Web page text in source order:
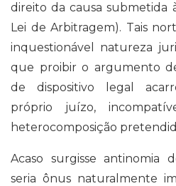
direito da causa submetida
Lei de Arbitragem). Tais
inquestionável natureza
que proibir o argumento
de dispositivo legal
próprio juízo,
heterocomposição
Acaso surgisse antinomia
seria ônus naturalmente